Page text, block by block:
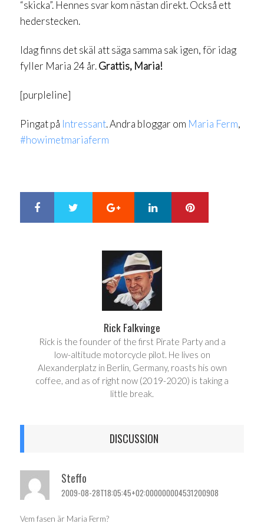
“skicka”. Hennes svar kom nästan direkt. Också ett
hederstecken.
Idag finns det skäl att säga samma sak igen, för idag
fyller Maria 24 år.Grattis, Maria!
[purpleline]
Pingat på Intressant. Andra bloggar om Maria Ferm,
#howimetmariaferm
Google+ LinkedIn
Rick Falkvinge
Rick is the founder of the first Pirate Party and a
low-altitude motorcycle pilot. He lives on
Alexanderplatz in Berlin, Germany, roasts his own
coffee, and as of right now (2019-2020) is taking a
little break.
DISCUSSION
Steffo
2009-08-28T18:05:45+02:000000004531200908
Vem fasen är Maria Ferm?